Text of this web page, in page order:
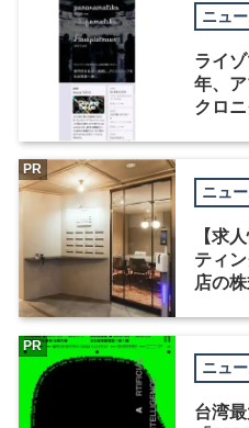
ニュ
ライ
年、
クロ
ニュ
【求
ティ
店の
PR
ニュ
台湾
PR